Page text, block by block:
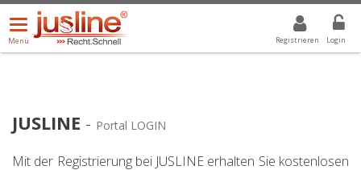
Registrieren Login
Menü
öffnen/schließen
Menü
ALLE DROPDOWN: GEWÄHLTER WERT IST ALLE
JUSLINE - Portal LOGIN
Mit der Registrierung bei JUSLINE erhalten Sie kostenlosen